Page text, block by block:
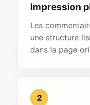
Impression
Les
une structure
dans la page
2